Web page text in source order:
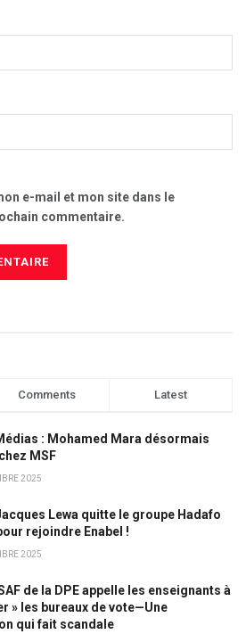
e-mail et mon site dans le
commentaire.
Comments Latest
: Mohamed Mara désormais
MSF
2025
Lewa quitte le groupe Hadafo
rejoindre Enabel !
2025
de la DPE appelle les enseignants à
» les bureaux de vote—Une
qui fait scandale